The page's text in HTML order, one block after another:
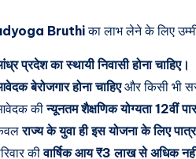
Bruthiका लाभ लेने के लिए
प्रदेश का स्थायी निवासी होना चाहिए।
बेरोजगार होना चाहिएऔर किसी भी
कीन्यूनतम शैक्षणिक योग्यता 12वीं
राज्य के युवा ही इस योजना के लिए
कीवार्षिक आय ₹3 लाख से अधिक नहीं